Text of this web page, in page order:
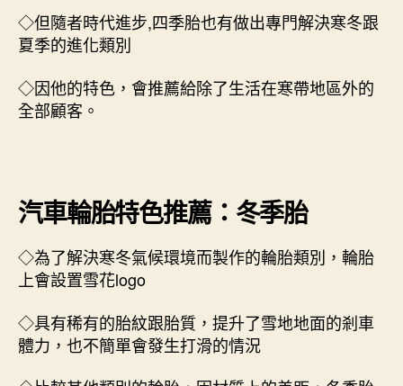
◇但隨者時代進步,四季胎也有做出專門解決寒冬跟
夏季的進化類別
◇因他的特色，會推薦給除了生活在寒帶地區外的
全部顧客。
汽車輪胎特色推薦：冬季胎
◇為了解決寒冬氣候環境而製作的輪胎類別，輪胎
上會設置雪花logo
◇具有稀有的胎紋跟胎質，提升了雪地地面的剎車
體力，也不簡單會發生打滑的情況